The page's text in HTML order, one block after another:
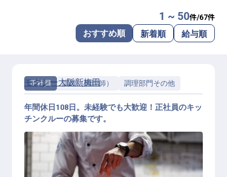
転職サポートに申し込む
1 ~ 50件/67件
おすすめ順 新着順 給与順
正社員 調理（調理師） 調理部門その他
モクシー大阪新梅田
年間休日108日。未経験でも大歓迎！正社員のキッ
チンクルーの募集です。